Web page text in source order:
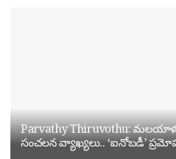
Parvathy Thiruvothu:
సంచలన వ్యాఖ్యలు.. ‘ఐనోబడీ’